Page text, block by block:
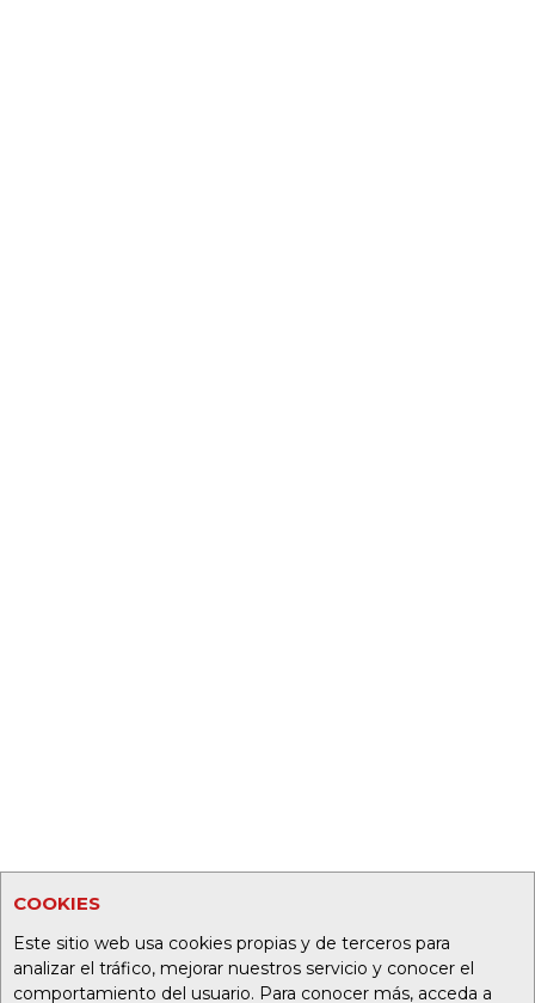
COOKIES
Este sitio web usa cookies propias y de terceros para
analizar el tráfico, mejorar nuestros servicio y conocer el
comportamiento del usuario. Para conocer más, acceda a